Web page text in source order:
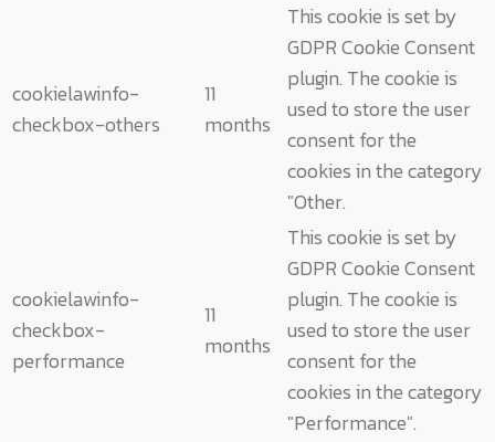
cookielawinfo-
checkbox-others
11
months
This cookie is set by
GDPR Cookie Consent
plugin. The cookie is
used to store the user
consent for the
cookies in the category
"Other.
cookielawinfo-
checkbox-
performance
11
months
This cookie is set by
GDPR Cookie Consent
plugin. The cookie is
used to store the user
consent for the
cookies in the category
"Performance".